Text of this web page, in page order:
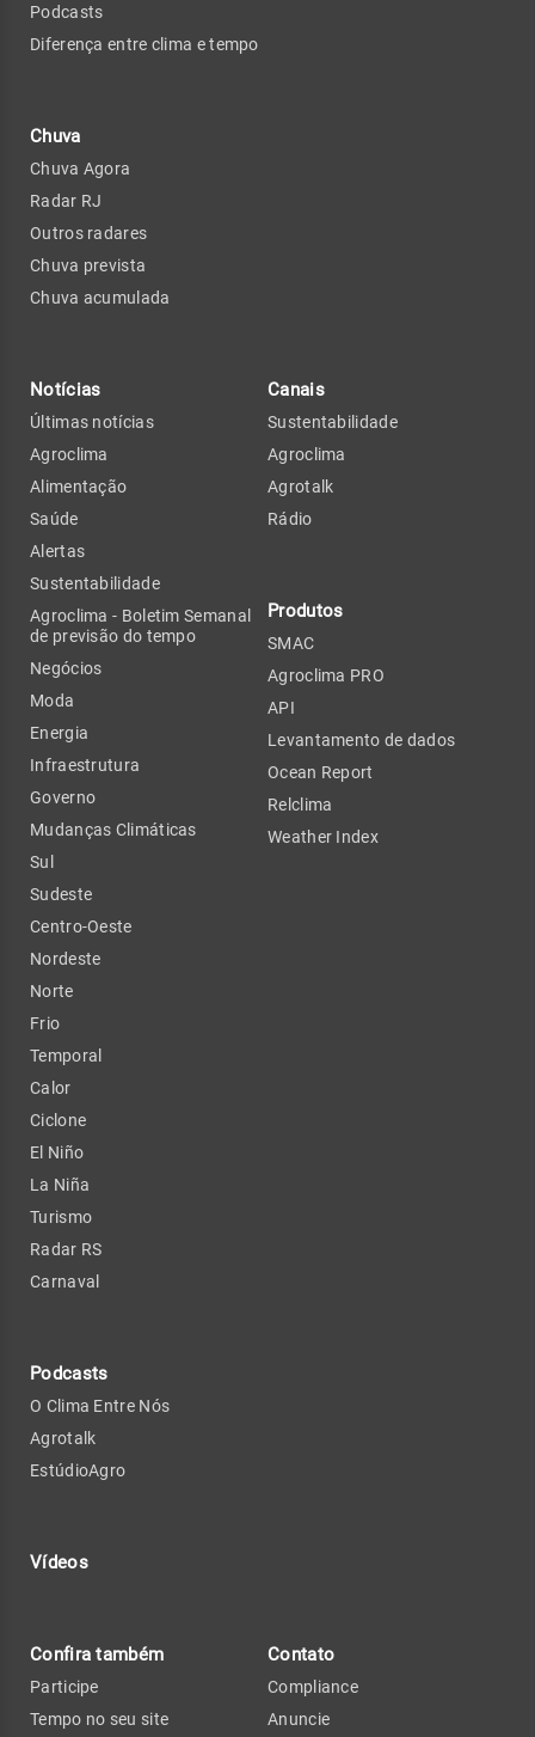
Podcasts
Diferença entre clima e tempo
Chuva
Chuva Agora
Radar RJ
Outros radares
Chuva prevista
Chuva acumulada
Notícias
Últimas notícias
Agroclima
Alimentação
Saúde
Alertas
Sustentabilidade
Agroclima - Boletim Semanal
de previsão do tempo
Negócios
Moda
Energia
Infraestrutura
Governo
Mudanças Climáticas
Sul
Sudeste
Centro-Oeste
Nordeste
Norte
Frio
Temporal
Calor
Ciclone
El Niño
La Niña
Turismo
Radar RS
Carnaval
Podcasts
O Clima Entre Nós
Agrotalk
EstúdioAgro
Vídeos
Canais
Sustentabilidade
Agroclima
Agrotalk
Rádio
Produtos
SMAC
Agroclima PRO
API
Levantamento de dados
Ocean Report
Relclima
Weather Index
Confira também
Participe
Tempo no seu site
Contato
Compliance
Anuncie